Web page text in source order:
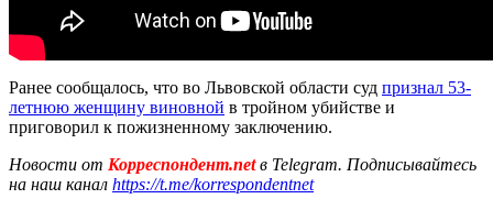
Ранее сообщалось, что во Львовской области суд признал 53-
летнюю женщину виновной в тройном убийстве и
приговорил к пожизненному заключению.
Новости от Корреспондент.netв Telegram. Подписывайтесь
на наш канал https://t.me/korrespondentnet